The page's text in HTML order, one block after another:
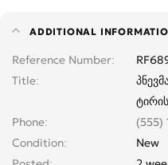
ADDITIONAL
Reference Number
Title
Phone
(555)
Condition
New